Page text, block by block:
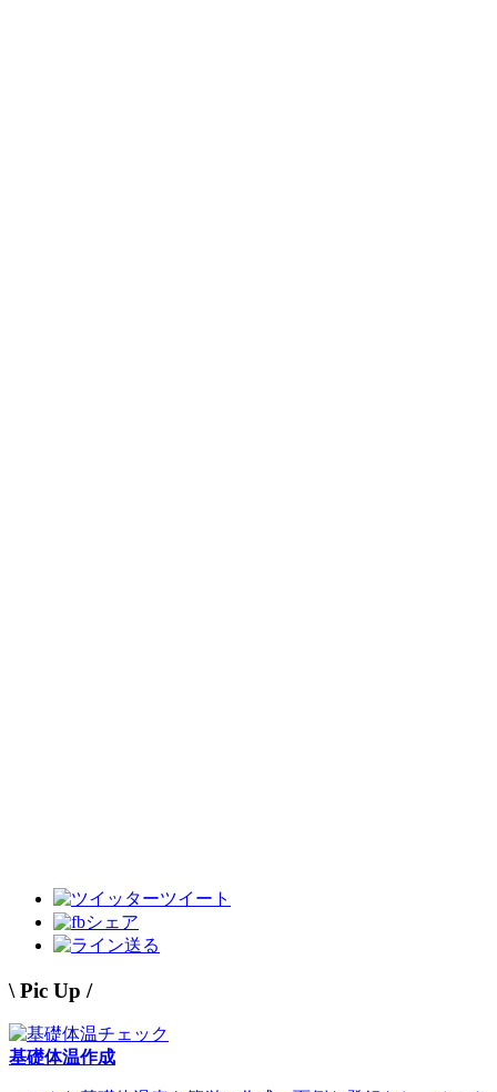
ツイート
シェア
送る
\ Pic Up /
基礎体温作成